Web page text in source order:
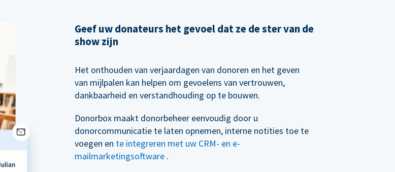
Geef uw donateurs het gevoel dat ze de ster van de
show zijn
Het onthouden van verjaardagen van donoren en het geven
van mijlpalen kan helpen om gevoelens van vertrouwen,
dankbaarheid en verstandhouding op te bouwen.
Donorbox maakt donorbeheer eenvoudig door u
donorcommunicatie te laten opnemen, interne notities toe te
voegen en te integreren met uw CRM- en e-
mailmarketingsoftware.